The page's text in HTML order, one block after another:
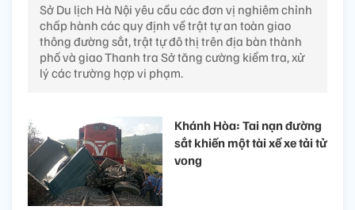
Sở Du lịch Hà Nội yêu cầu các đơn vị nghiêm chỉnh
chấp hành các quy định về trật tự an toàn giao
thông đường sắt, trật tự đô thị trên địa bàn thành
phố và giao Thanh tra Sở tăng cường kiểm tra, xử
lý các trường hợp vi phạm.
Khánh Hòa: Tai nạn đường
sắt khiến một tài xế xe tải tử
vong